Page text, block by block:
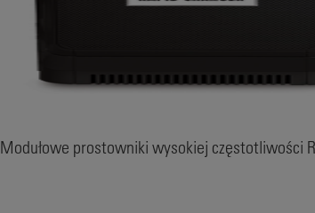
Modułowe prostowniki wysokiej częstotliwości